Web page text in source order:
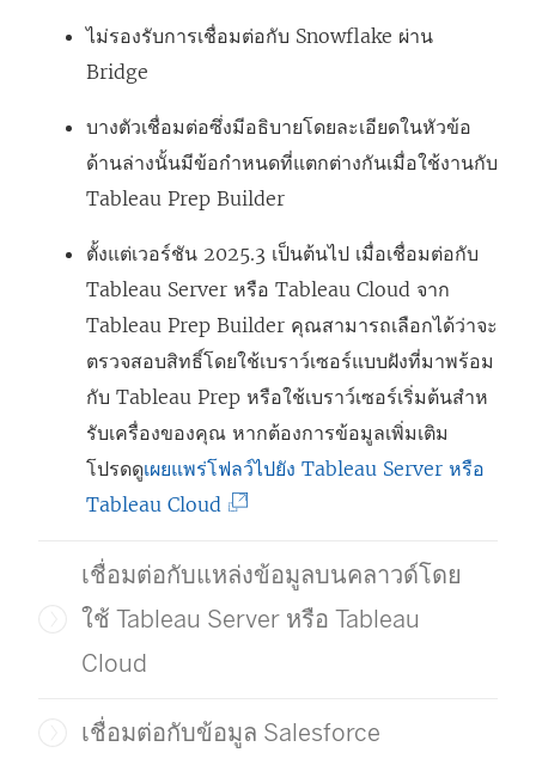
ไม่รองรับการเชื่อมต่อกับ Snowflake ผ่าน
Bridge
บางตัวเชื่อมต่อซึ่งมีอธิบายโดยละเอียดในหัวข้อ
ด้านล่างนั้นมีข้อกำหนดที่แตกต่างกันเมื่อใช้งานกับ
Tableau Prep Builder
ตั้งแต่เวอร์ชัน 2025.3 เป็นต้นไป เมื่อเชื่อมต่อกับ
Tableau Server หรือ Tableau Cloud จาก
Tableau Prep Builder คุณสามารถเลือกได้ว่าจะ
ตรวจสอบสิทธิ์โดยใช้เบราว์เซอร์แบบฝังที่มาพร้อม
กับ Tableau Prep หรือใช้เบราว์เซอร์เริ่มต้นสําห
รับเครื่องของคุณ หากต้องการข้อมูลเพิ่มเติม
โปรดดูเผยแพร่โฟลว์ไปยัง Tableau Server หรือ
Tableau Cloud
ง
ก์
เชื่อมต่อกับแหล่งข้อมูลบนคลาวด์โดย
ใช้ Tableau Server หรือ Tableau
Cloud
เชื่อมต่อกับข้อมูล Salesforce